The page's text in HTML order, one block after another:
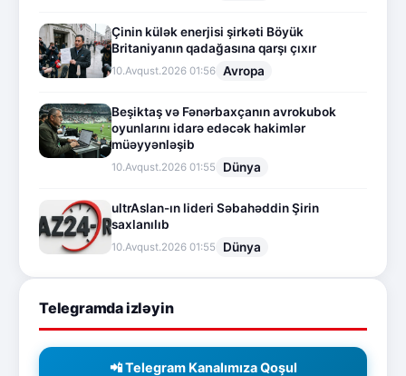
Çinin külək enerjisi şirkəti Böyük
Britaniyanın qadağasına qarşı çıxır
10.Avqust.2026 01:56 Avropa
Beşiktaş və Fənərbaxçanın avrokubok
oyunlarını idarə edəcək hakimlər
müəyyənləşib
10.Avqust.2026 01:55 Dünya
ultrAslan-ın lideri Səbahəddin Şirin
saxlanılıb
10.Avqust.2026 01:55 Dünya
Telegramda izləyin
📲 Telegram Kanalımıza Qoşul